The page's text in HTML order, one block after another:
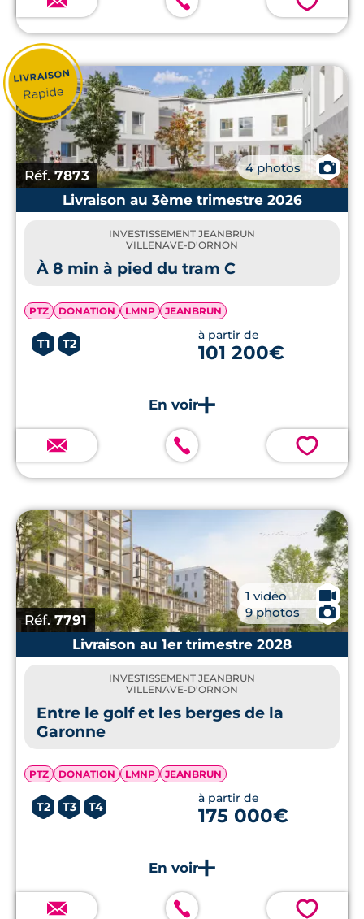
Réf. 7873 4 photos
📷
Livraison au 3ème trimestre 2026
INVESTISSEMENT JEANBRUN
VILLENAVE-D'ORNON
À 8 min à pied du tram C
PTZ DONATION LMNP JEANBRUN
T1 T2
à partir de
101 200€
💗
Réf. 7791
1 vidéo 🎥
9 photos
📷
Livraison au 1er trimestre 2028
INVESTISSEMENT JEANBRUN
VILLENAVE-D'ORNON
Entre le golf et les berges de la
Garonne
PTZ DONATION LMNP JEANBRUN
T2 T3 T4
à partir de
175 000€
💗